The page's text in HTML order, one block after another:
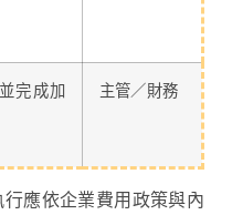
完成加
主管／財務
應依企業費用政策與內